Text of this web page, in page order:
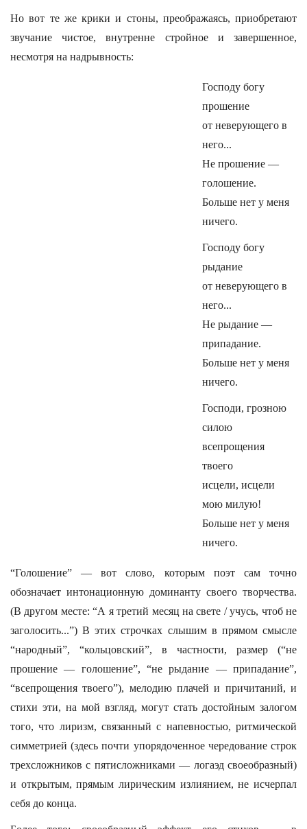
Но вот те же крики и стоны, преображаясь, приобретают
звучание чистое, внутренне стройное и завершенное,
несмотря на надрывность:
Господу богу
прошение
от неверующего в
него...
Не прошение —
голошение.
Больше нет у меня
ничего.
Господу богу
рыдание
от неверующего в
него...
Не рыдание —
припадание.
Больше нет у меня
ничего.
Господи, грозною
силою
всепрощения
твоего
исцели, исцели
мою милую!
Больше нет у меня
ничего.
“Голошение” — вот слово, которым поэт сам точно
обозначает интонационную доминанту своего творчества.
(В другом месте: “А я третий месяц на свете / учусь, чтоб не
заголосить...”) В этих строчках слышим в прямом смысле
“народный”, “кольцовский”, в частности, размер (“не
прошение — голошение”, “не рыдание — припадание”,
“всепрощения твоего”), мелодию плачей и причитаний, и
стихи эти, на мой взгляд, могут стать достойным залогом
того, что лиризм, связанный с напевностью, ритмической
симметрией (здесь почти упорядоченное чередование строк
трехсложников с пятисложниками — логаэд своеобразный)
и открытым, прямым лирическим излиянием, не исчерпал
себя до конца.